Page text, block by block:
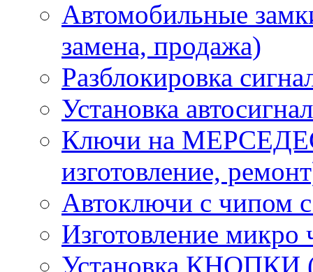
Автомобильные
замена, продажа)
Разблокировка
Установка
Ключи на
изготовление,
Автоключи с чипом
Изготовление микро
Установка КНОПКИ